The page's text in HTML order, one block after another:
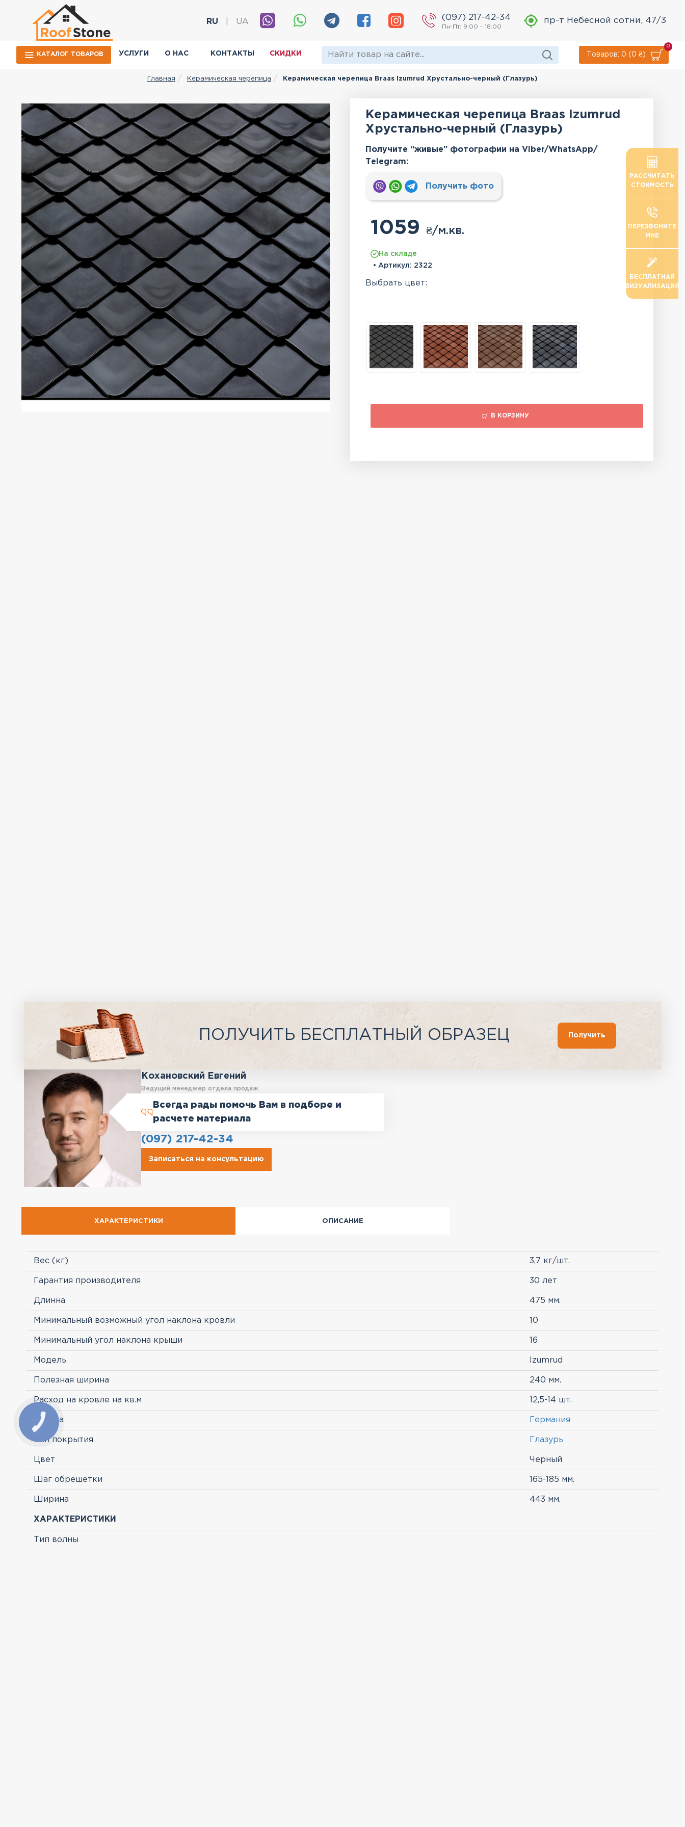
RU UA
(097) 217-42-34
Пн-Пт: 9:00 - 18:00
пр-т Небесной сотни, 47/3
КАТАЛОГ ТОВАРОВ УСЛУГИ О НАС КОНТАКТЫ СКИДКИ Товаров: 0 (0 ₴)
0
Главная Керамическая черепица Керамическая черепица Braas Izumrud Хрустально-черный (Глазурь)
Керамическая черепица Braas Izumrud
Хрустально-черный (Глазурь)
Получите “живые” фотографии на Viber/WhatsApp/
Тelegram:
Получить фото
1059 ₴/м.кв.
На складе
• Артикул: 2322
Выбрать цвет:
В КОРЗИНУ
ПОЛУЧИТЬ БЕСПЛАТНЫЙ ОБРАЗЕЦ Получить
Кохановский Евгений
Ведущий менеджер отдела продаж
Всегда рады помочь Вам в подборе и
расчете материала
(097) 217-42-34
Записаться на консультацию
ХАРАКТЕРИСТИКИ ОПИСАНИЕ
Вес (кг) 3,7 кг/шт.
Гарантия производителя 30 лет
Длинна 475 мм.
Минимальный возможный угол наклона кровли 10
Минимальный угол наклона крыши 16
Модель Izumrud
Полезная ширина 240 мм.
Расход на кровле на кв.м 12,5-14 шт.
Страна Германия
Тип покрытия Глазурь
Цвет Черный
Шаг обрешетки 165-185 мм.
Ширина 443 мм.
ХАРАКТЕРИСТИКИ
Тип волны
РАССЧИТАТЬ
СТОИМОСТЬ
ПЕРЕЗВОНИТЕ
МНЕ
БЕСПЛАТНАЯ
ВИЗУАЛИЗАЦИЯ